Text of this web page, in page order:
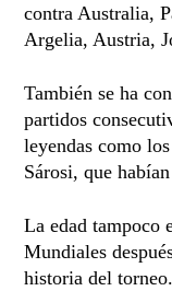
contra Australia,
Argelia, Austria,
También se ha
partidos
leyendas como
Sárosi, que
La edad tampoco
Mundiales
historia del